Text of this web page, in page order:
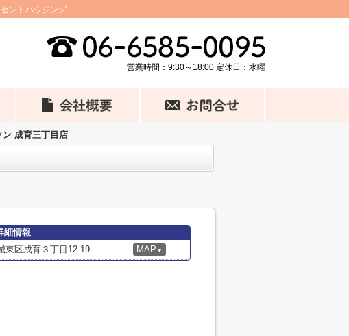
ントハウジング
営業時間：9:30～18:00 定休日：水曜
ン 成育三丁目店
細情報
東区成育３丁目12-19 MAP ▼